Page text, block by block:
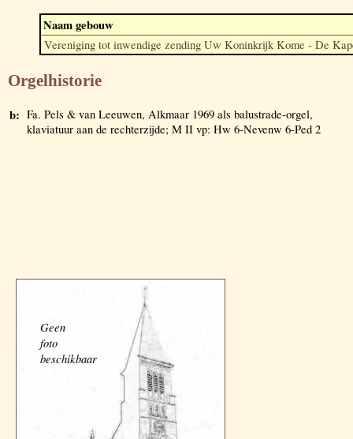
Naam gebouw
Vereniging tot inwendige zending Uw Koninkrijk Kome - De
Orgelhistorie
b: Fa. Pels & van Leeuwen, Alkmaar 1969 als balustrade-orgel,
klaviatuur aan de rechterzijde; M II vp: Hw 6-Nevenw 6-Ped 2
Geen
foto
beschikbaar